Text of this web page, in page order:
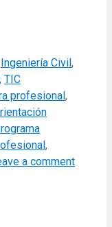
Ingeniería Civil,
, TICTags
profesional,
,
a comment